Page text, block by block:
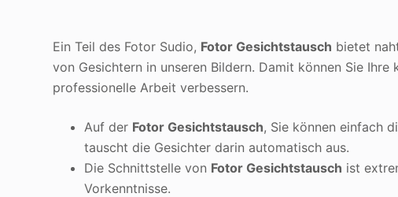
Ein Teil des Fotor Sudio, Fotor Gesichtstausch bietet
von Gesichtern in unseren Bildern. Damit können Sie
professionelle Arbeit verbessern.
Auf der Fotor Gesichtstausch, Sie können einfach
tauscht die Gesichter darin automatisch aus.
Die Schnittstelle von Fotor Gesichtstausch ist
Vorkenntnisse.